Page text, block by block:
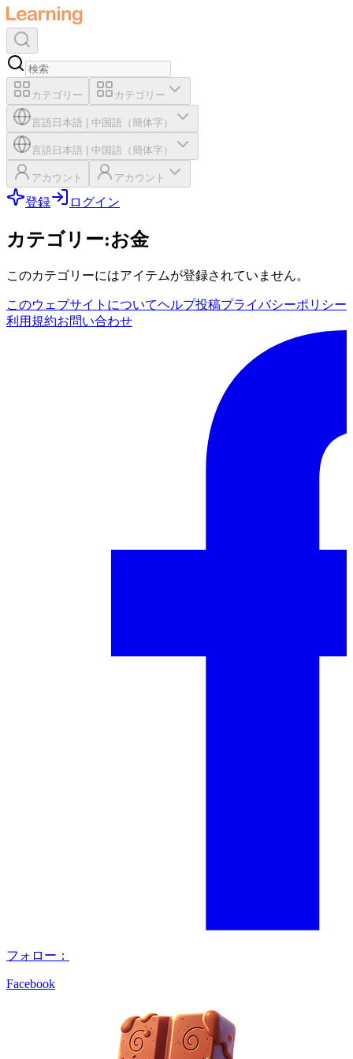
カテゴリー カテゴリー
言語 日本語 中国語（簡体字）
言語 日本語 中国語（簡体字）
アカウント アカウント
登録 ログイン
カテゴリー:お金
このカテゴリーにはアイテムが登録されていません。
このウェブサイトについてヘルプ投稿プライバシーポリシー
利用規約お問い合わせ
フォロー：
Facebook